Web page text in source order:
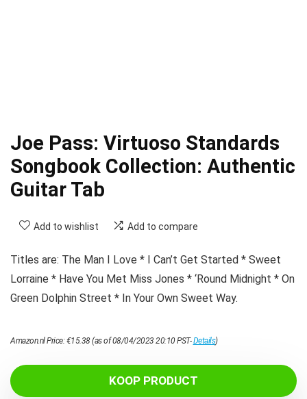
Joe Pass: Virtuoso Standards
Songbook Collection: Authentic
Guitar Tab
Add to wishlist Add to compare
Titles are: The Man I Love * I Can’t Get Started * Sweet
Lorraine * Have You Met Miss Jones * ‘Round Midnight * On
Green Dolphin Street * In Your Own Sweet Way.
Amazon.nl Price:€15.38(as of 08/04/2023 20:10 PST-Details)
KOOP PRODUCT